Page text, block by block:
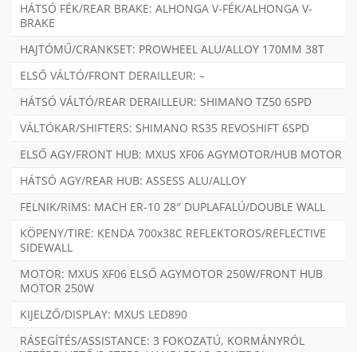
HÁTSÓ FÉK/REAR BRAKE: ALHONGA V-FÉK/ALHONGA V-
BRAKE
HAJTÓMŰ/CRANKSET: PROWHEEL ALU/ALLOY 170MM 38T
ELSŐ VÁLTÓ/FRONT DERAILLEUR: –
HÁTSÓ VÁLTÓ/REAR DERAILLEUR: SHIMANO TZ50 6SPD
VÁLTÓKAR/SHIFTERS: SHIMANO RS35 REVOSHIFT 6SPD
ELSŐ AGY/FRONT HUB: MXUS XF06 AGYMOTOR/HUB MOTOR
HÁTSÓ AGY/REAR HUB: ASSESS ALU/ALLOY
FELNIK/RIMS: MACH ER-10 28″ DUPLAFALÚ/DOUBLE WALL
KÖPENY/TIRE: KENDA 700x38C REFLEKTOROS/REFLECTIVE
SIDEWALL
MOTOR: MXUS XF06 ELSŐ AGYMOTOR 250W/FRONT HUB
MOTOR 250W
KIJELZŐ/DISPLAY: MXUS LED890
RÁSEGÍTÉS/ASSISTANCE: 3 FOKOZATÚ, KORMÁNYRÓL